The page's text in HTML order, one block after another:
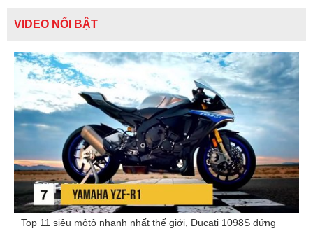
VIDEO NỔI BẬT
Top 11 siêu môtô nhanh nhất thế giới, Ducati 1098S đứng